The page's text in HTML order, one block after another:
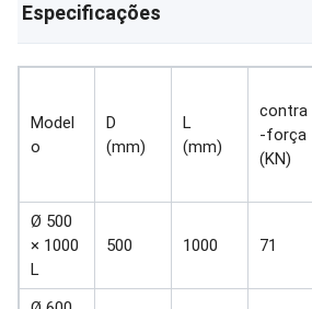
O guarda-chuva é feito de espuma de
6. Alta capacidade de absorção de
Especificações
Model
o
D
(mm)
L
(mm)
contra
-força
(KN)
Ø 500
× 1000
L
500 1000 71